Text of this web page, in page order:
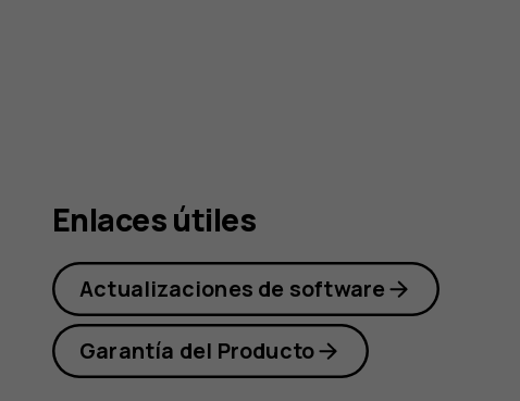
2.1
Enlaces útiles
Actualizaciones de software
Garantía del Producto